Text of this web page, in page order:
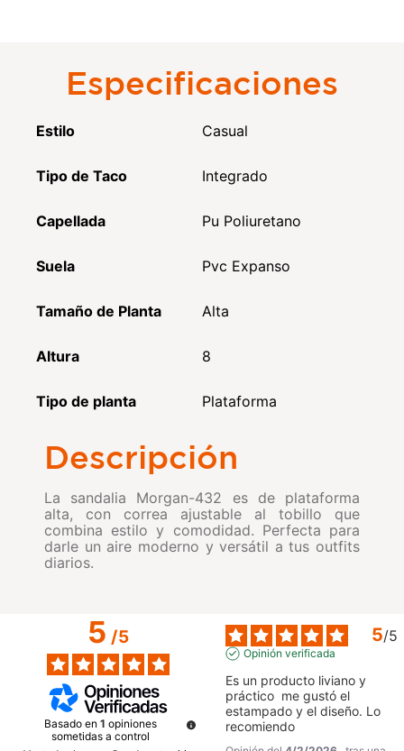
Especificaciones
Estilo Casual
Tipo de Taco Integrado
Capellada Pu Poliuretano
Suela Pvc Expanso
Tamaño de Planta Alta
Altura 8
Tipo de planta Plataforma
Descripción
La sandalia Morgan-432 es de plataforma
alta, con correa ajustable al tobillo que
combina estilo y comodidad. Perfecta para
darle un aire moderno y versátil a tus outfits
diarios.
5/5
Basado en 1 opiniones
sometidas a control
5/5
Opinión verificada
Es un producto liviano y
práctico  me gustó el
estampado y el diseño. Lo
recomiendo